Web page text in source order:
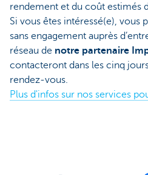
rendement et du coût estimés
Si vous êtes intéressé(e), vous
sans engagement auprès
réseau de notre partenaire
contacteront dans les cinq
rendez-vous.
Plus d'infos sur nos services